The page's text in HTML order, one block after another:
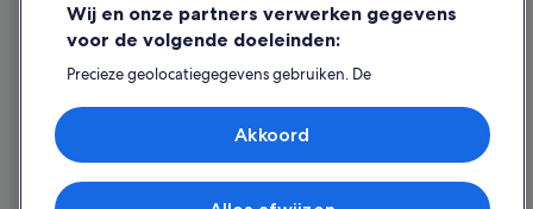
Boek een vlucht met airlinetegoed
Expedia, Inc. is niet verantwoordelijk voor de inhoud op externe
websites.
Wij en onze partners verwerken gegevens
voor de volgende doeleinden:
Precieze geolocatiegegevens gebruiken. De
Informatie op een apparaat opslaan en/of openen.
Gepersonaliseerde advertenties en content, advertentie-
en contentmetingen, doelgroepenonderzoek en
Partnerlijst (derden)
Akkoord